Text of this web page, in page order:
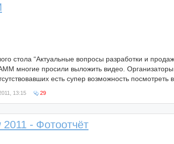
стола “Актуальные вопросы разработки и
многие просили выложить видео.
есть супер возможность посмотреть
13:15 29
- Фотоотчёт